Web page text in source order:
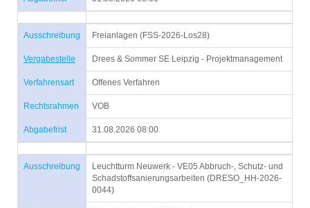
Ausschreibung Freianlagen (FSS-2026-Los28)
Vergabestelle Drees & Sommer SE Leipzig - Projektmanagement
Verfahrensart Offenes Verfahren
Rechtsrahmen VOB
Abgabefrist 31.08.2026 08:00
Ausschreibung
Leuchtturm Neuwerk - VE05 Abbruch-, Schutz- und
Schadstoffsanierungsarbeiten (DRESO_HH-2026-
0044)